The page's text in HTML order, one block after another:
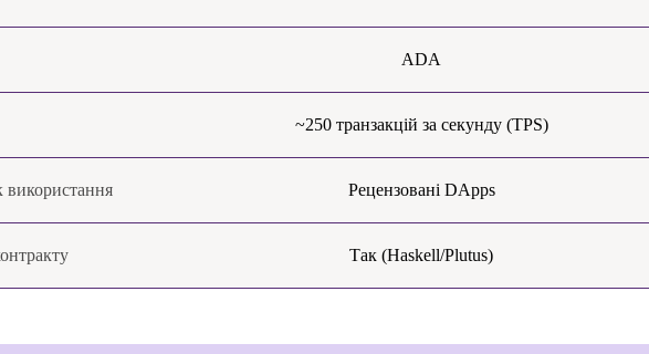
ADA
~250 транзакцій за секунду (TPS)
Рецензовані DApps
Так (Haskell/Plutus)